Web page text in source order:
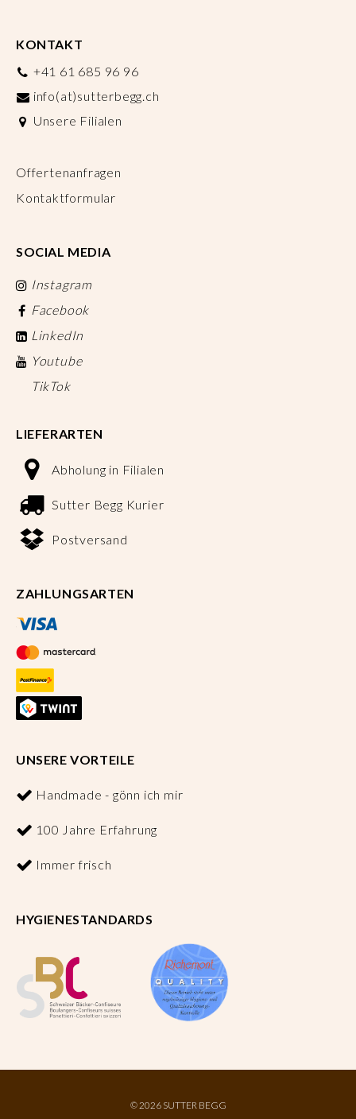
KONTAKT
+41 61 685 96 96
info(at)sutterbegg.ch
Unsere Filialen
Offertenanfragen
Kontaktformular
SOCIAL MEDIA
Instagram
Facebook
LinkedIn
Youtube
TikTok
LIEFERARTEN
Abholung in Filialen
Sutter Begg Kurier
Postversand
ZAHLUNGSARTEN
UNSERE VORTEILE
Handmade - gönn ich mir
100 Jahre Erfahrung
Immer frisch
HYGIENESTANDARDS
©2026 SUTTER BEGG